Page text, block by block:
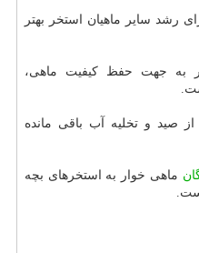
رشد سایر ماهیان استخر بهتر
به جهت حفظ كیفیت ماهی،
صید و تخلیه آب باقی مانده
ماهی خوار به استخرهای بچه